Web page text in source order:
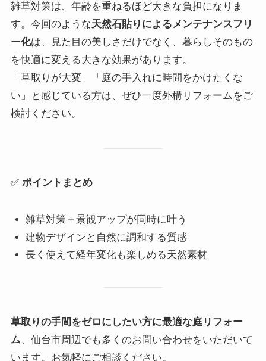
雑草対策は、年齢を重ねるほど大きな負担になりま
す。今回のような天然石貼りによるメンテナンスフリ
ー化は、見た目の美しさだけでなく、暮らしそのもの
を快適に変える大きな効果があります。
「草取りが大変」「庭の手入れに時間をかけたくな
い」と感じている方は、ぜひ一度外構リフォームをご
検討ください。
✅ ポイントまとめ
雑草対策＋景観アップが同時に叶う
建物デザインと自然に調和する質感
長く使えて経年変化も楽しめる天然素材
草取りの手間をゼロにしたい方に最適な庭リフォー
ム、仙台市周辺でも多くのお問い合わせをいただいて
います。お気軽にご相談ください。